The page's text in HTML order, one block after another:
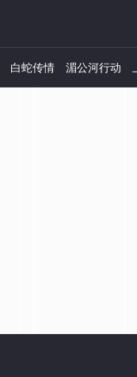
白蛇传情 湄公河行动